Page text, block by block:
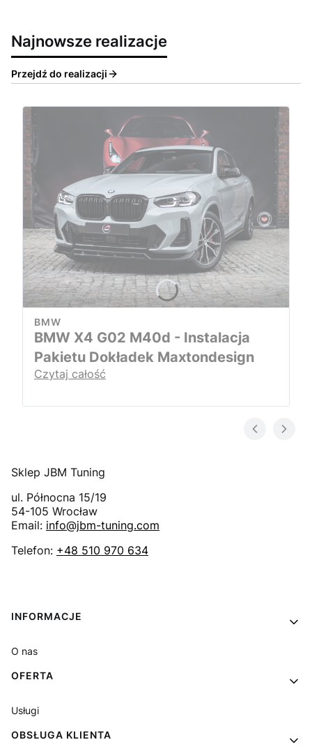
Najnowsze realizacje
Przejdź do realizacji
BMW
BMW X4 G02 M40d - Instalacja
Pakietu Dokładek Maxtondesign
Czytaj całość
Sklep JBM Tuning
ul. Północna 15/19
54-105 Wrocław
Email: info@jbm-tuning.com
Telefon: +48 510 970 634
Linki w stopce
INFORMACJE
O nas
OFERTA
Usługi
OBSŁUGA KLIENTA